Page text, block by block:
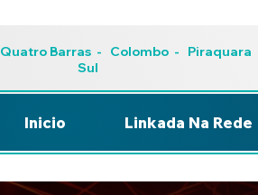
Quatro Barras- Colombo- Piraquara
Sul
Inicio Linkada Na Rede